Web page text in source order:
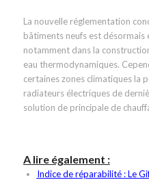
La nouvelle réglementation
bâtiments neufs est désormais
notamment dans la
eau thermodynamiques.
certaines zones climatiques la
radiateurs électriques de
solution de principale de
A lire également :
Indice de réparabilité : Le